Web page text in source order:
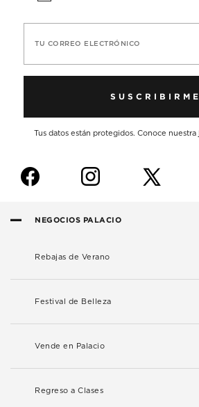
TU CORREO ELECTRÓNICO
SUSCRIBIRME
Tus datos están protegidos. Conoce nuestra
f i
NEGOCIOS PALACIO
Rebajas de Verano
Festival de Belleza
Vende en Palacio
Regreso a Clases